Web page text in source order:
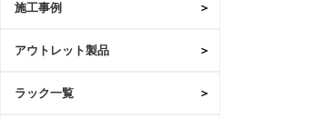
施工事例
アウトレット製品
ラック一覧